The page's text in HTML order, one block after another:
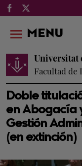
Doble
en Abogacía
Gestión
(en extinción)
Universitat
Facultad de
MENU